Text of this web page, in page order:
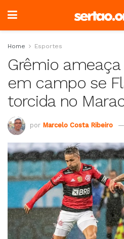
Home Esportes
Grêmio
em campo se
torcida no
por Marcelo Costa Ribeiro